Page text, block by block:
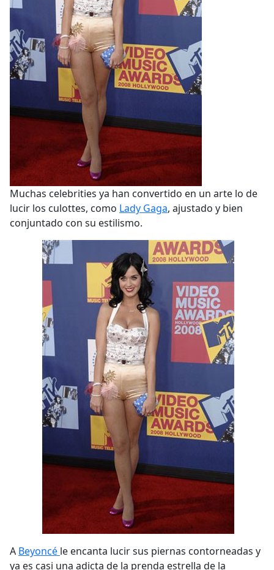
Muchas celebrities ya han convertido en un arte lo de
lucir los culottes, como Lady Gaga, ajustado y bien
conjuntado con su estilismo.
A Beyoncé le encanta lucir sus piernas contorneadas y
ya es casi una adicta de la prenda estrella de la